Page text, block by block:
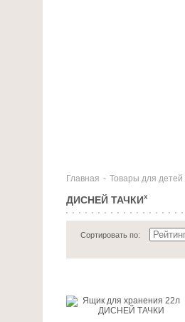
Главная - Товары для детей
ДИСНЕЙ ТАЧКИX
Сортировать по: